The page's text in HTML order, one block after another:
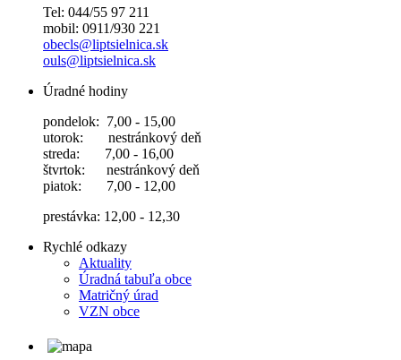
Tel: 044/55 97 211
mobil: 0911/930 221
obecls@liptsielnica.sk
ouls@liptsielnica.sk
Úradné hodiny
pondelok: 7,00 - 15,00
utorok: nestránkový deň
streda: 7,00 - 16,00
štvrtok: nestránkový deň
piatok: 7,00 - 12,00
prestávka: 12,00 - 12,30
Rychlé odkazy
Aktuality
Úradná tabuľa obce
Matričný úrad
VZN obce